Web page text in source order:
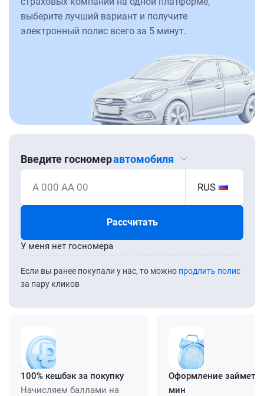
выберите лучший вариант и получите
электронный полис всего за 5 минут.
Введите госномеравтомобиля
А 000 АА 00 RUS
Рассчитать
Если вы ранее покупали у нас, то можно продлить полис
за пару кликов
У меня нет госномера
100% кешбэк за покупку
Начисляем баллами на
Оформление займет
мин